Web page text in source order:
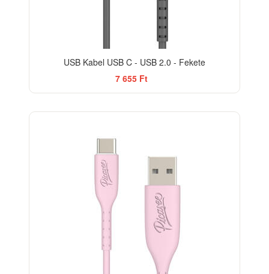
USB Kabel USB C - USB 2.0 - Fekete
7 655 Ft